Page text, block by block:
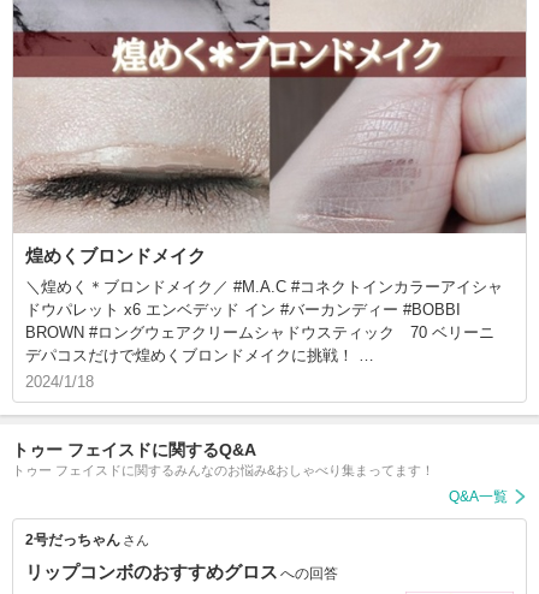
煌めくブロンドメイク
＼煌めく＊ブロンドメイク／ #M.A.C #コネクトインカラーアイシャ
ドウパレット x6 エンベデッド イン #バーカンディー #BOBBI
BROWN #ロングウェアクリームシャドウスティック 70 ベリーニ
デパコスだけで煌めくブロンドメイクに挑戦！ …
2024/1/18
トゥー フェイスドに関するQ&A
トゥー フェイスドに関するみんなのお悩み&おしゃべり集まってます！
Q&A一覧
2号だっちゃん さん
リップコンボのおすすめグロス への回答